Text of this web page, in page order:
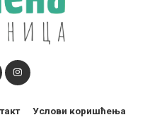
Услови коришћења